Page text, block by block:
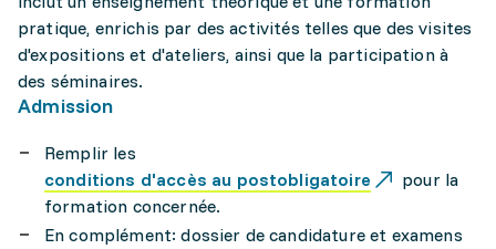
pratique, enrichis par des activités telles que des visites
d'expositions et d'ateliers, ainsi que la participation à
des séminaires.
Admission
Remplir les
conditions d'accès au postobligatoire
pour la
formation concernée.
En complément: dossier de candidature et examens